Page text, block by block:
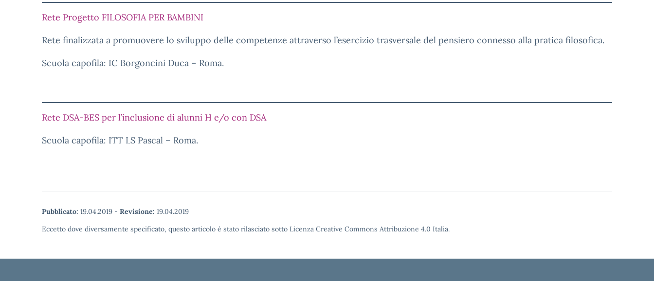
Rete Progetto FILOSOFIA PER BAMBINI
Rete finalizzata a promuovere lo sviluppo delle competenze attraverso l’esercizio trasversale del pensiero connesso alla pratica filosofica.
Scuola capofila: IC Borgoncini Duca – Roma.
Rete DSA-BES per l’inclusione di alunni H e/o con DSA
Scuola capofila: ITT LS Pascal – Roma.
Pubblicato: 19.04.2019 - Revisione: 19.04.2019
Eccetto dove diversamente specificato, questo articolo è stato rilasciato sotto Licenza Creative Commons Attribuzione 4.0 Italia.